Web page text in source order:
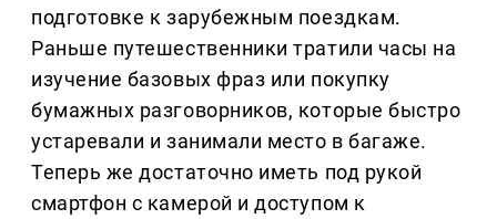
подготовке к зарубежным поездкам.
Раньше путешественники тратили часы на
изучение базовых фраз или покупку
бумажных разговорников, которые быстро
устаревали и занимали место в багаже.
Теперь же достаточно иметь под рукой
смартфон с камерой и доступом к